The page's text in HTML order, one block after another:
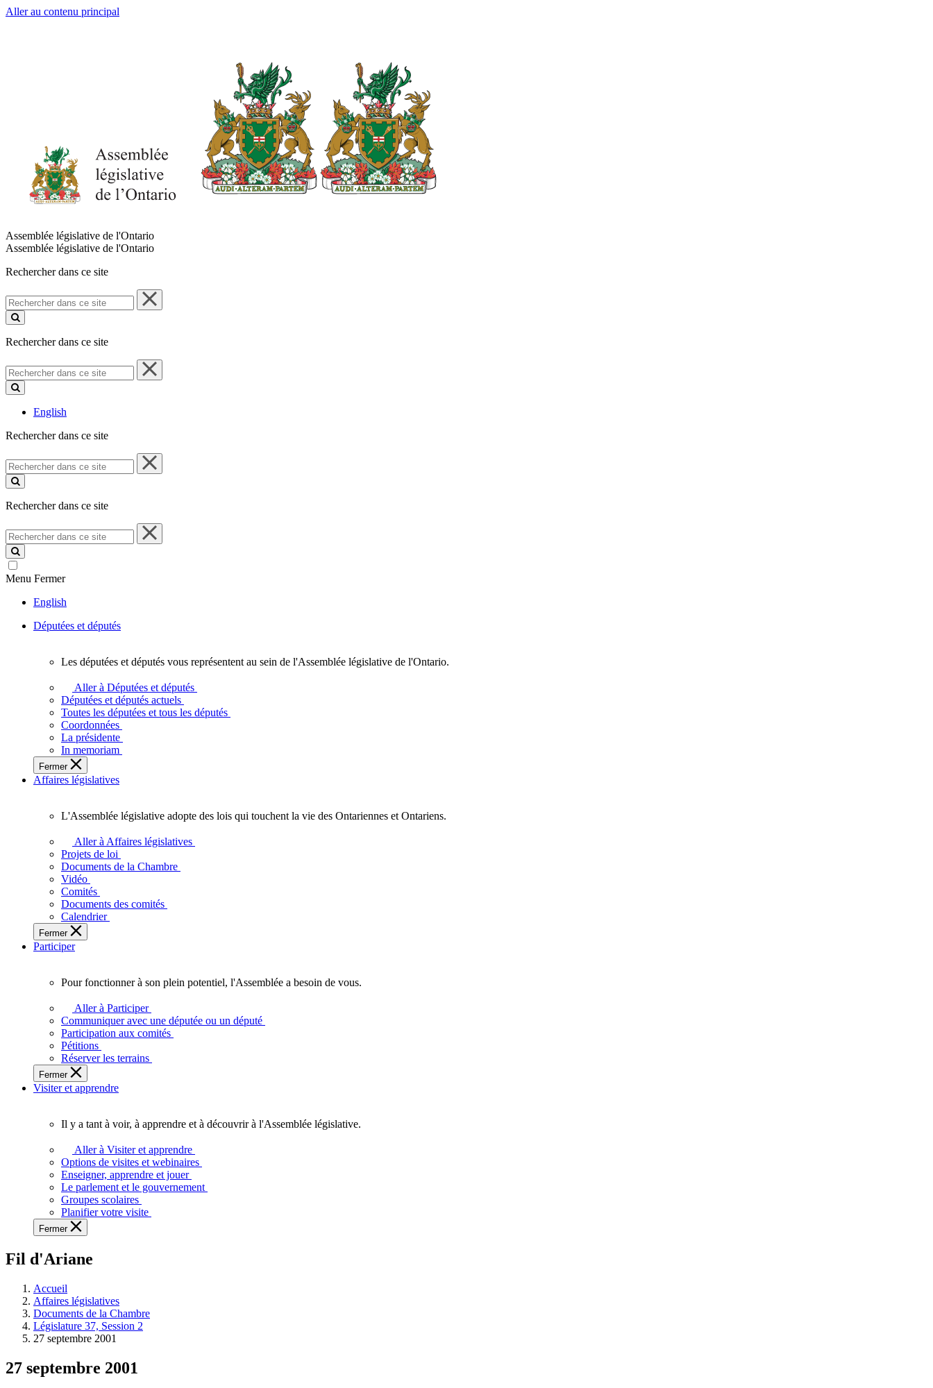
Aller au contenu principal
Assemblée législative de l'Ontario
Assemblée législative de l'Ontario
Rechercher dans ce site
Rechercher
dans
ce
Rechercher dans ce site
Rechercher
dans
ce
English
Rechercher dans ce site
Rechercher
dans
ce
Rechercher dans ce site
Rechercher
dans
ce
site
Menu Fermer
English
Députées et députés
députées
députés
vous
représentent
sein
de
l'Assemblée
l'Ontario.
Les députées et députés vous représentent au sein de l'Assemblée législative de l'Ontario.
Aller à Députées et députés
Députées et députés actuels
Toutes les députées et tous les députés
Coordonnées
La présidente
In memoriam
Fermer
Affaires législatives
législative
adopte
touchent
vie
des
Ontariennes
Ontariens.
L'Assemblée législative adopte des lois qui touchent la vie des Ontariennes et Ontariens.
Aller à Affaires législatives
Projets de loi
Documents de la Chambre
Vidéo
Comités
Documents des comités
Calendrier
Fermer
Participer
fonctionner
plein
potentiel,
l'Assemblée
a
besoin
Pour fonctionner à son plein potentiel, l'Assemblée a besoin de vous.
Aller à Participer
Communiquer avec une députée ou un député
Participation aux comités
Pétitions
Réserver les terrains
Fermer
Visiter et apprendre
voir,
apprendre
et
découvrir
l'Assemblée
législative.
Il y a tant à voir, à apprendre et à découvrir à l'Assemblée législative.
Aller à Visiter et apprendre
Options de visites et webinaires
Enseigner, apprendre et jouer
Le parlement et le gouvernement
Groupes scolaires
Planifier votre visite
Fermer
Fil d'Ariane
Accueil
Affaires législatives
Documents de la Chambre
Législature 37, Session 2
27 septembre 2001
27 septembre 2001